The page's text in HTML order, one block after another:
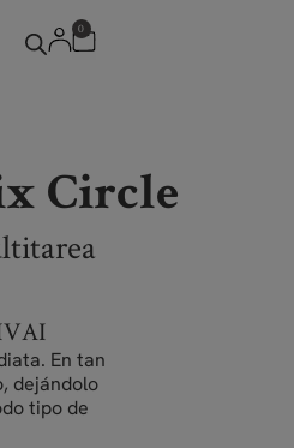
0
Circle
En tan
dejándolo
tipo de